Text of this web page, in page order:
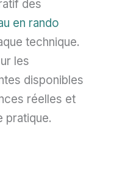
des
en rando
technique.
les
disponibles
réelles et
pratique.